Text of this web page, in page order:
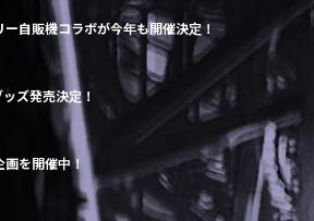
自販機コラボが今年も開催決定！
ズ発売決定！
画を開催中！